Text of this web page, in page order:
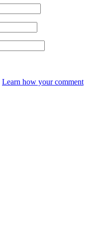
Learn how your comment